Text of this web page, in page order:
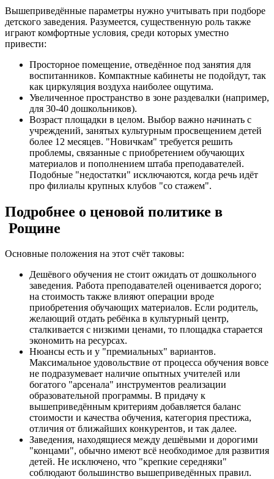
Вышеприведённые параметры нужно учитывать при подборе
детского заведения. Разумеется, существенную роль также
играют комфортные условия, среди которых уместно
привести:
Просторное помещение, отведённое под занятия для
воспитанников. Компактные кабинеты не подойдут, так
как циркуляция воздуха наиболее ощутима.
Увеличенное пространство в зоне раздевалки (например,
для 30-40 дошкольников).
Возраст площадки в целом. Выбор важно начинать с
учреждений, занятых культурным просвещением детей
более 12 месяцев. "Новичкам" требуется решить
проблемы, связанные с приобретением обучающих
материалов и пополнением штаба преподавателей.
Подобные "недостатки" исключаются, когда речь идёт
про филиалы крупных клубов "со стажем".
Подробнее о ценовой политике в
Рощине
Основные положения на этот счёт таковы:
Дешёвого обучения не стоит ожидать от дошкольного
заведения. Работа преподавателей оценивается дорого;
на стоимость также влияют операции вроде
приобретения обучающих материалов. Если родитель,
желающий отдать ребёнка в культурный центр,
сталкивается с низкими ценами, то площадка старается
экономить на ресурсах.
Нюансы есть и у "премиальных" вариантов.
Максимальное удовольствие от процесса обучения вовсе
не подразумевает наличие опытных учителей или
богатого "арсенала" инструментов реализации
образовательной программы. В придачу к
вышеприведённым критериям добавляется баланс
стоимости и качества обучения, категория престижа,
отличия от ближайших конкурентов, и так далее.
Заведения, находящиеся между дешёвыми и дорогими
"концами", обычно имеют всё необходимое для развития
детей. Не исключено, что "крепкие середняки"
соблюдают большинство вышеприведённых правил.